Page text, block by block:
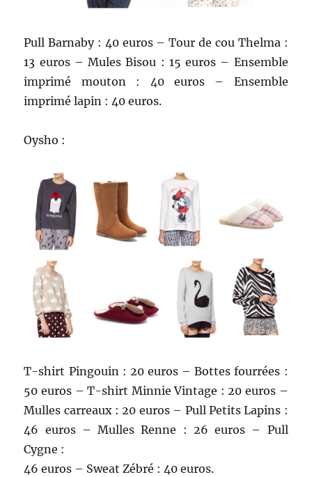
Pull Barnaby : 40 euros – Tour de cou Thelma :
13 euros – Mules Bisou : 15 euros – Ensemble
imprimé mouton : 40 euros – Ensemble
imprimé lapin : 40 euros.
Oysho :
T-shirt Pingouin : 20 euros – Bottes fourrées :
50 euros – T-shirt Minnie Vintage : 20 euros –
Mulles carreaux : 20 euros – Pull Petits Lapins :
46 euros – Mulles Renne : 26 euros – Pull
Cygne :
46 euros – Sweat Zébré : 40 euros.